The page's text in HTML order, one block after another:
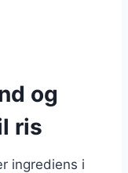
og
ris
ingrediens i